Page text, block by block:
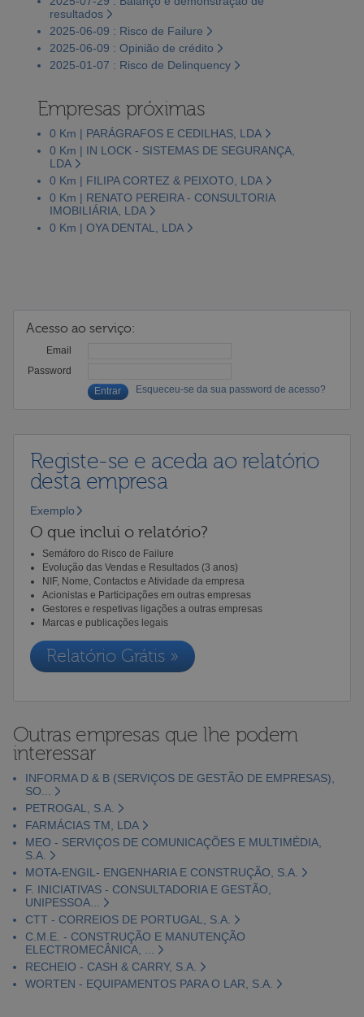
resultados
2025-06-09 : Risco de Failure
2025-06-09 : Opinião de crédito
2025-01-07 : Risco de Delinquency
Empresas próximas
0 Km | PARÁGRAFOS E CEDILHAS, LDA
0 Km | IN LOCK - SISTEMAS DE SEGURANÇA,
LDA
0 Km | FILIPA CORTEZ & PEIXOTO, LDA
0 Km | RENATO PEREIRA - CONSULTORIA
IMOBILIÁRIA, LDA
0 Km | OYA DENTAL, LDA
Acesso ao serviço:
Email
Password
Esqueceu-se da sua password de acesso?
Registe-se e aceda ao relatório
desta empresa
Exemplo
O que inclui o relatório?
Semáforo do Risco de Failure
Evolução das Vendas e Resultados (3 anos)
NIF, Nome, Contactos e Atividade da empresa
Acionistas e Participações em outras empresas
Gestores e respetivas ligações a outras empresas
Marcas e publicações legais
Relatório Grátis »
Outras empresas que lhe podem
interessar
INFORMA D & B (SERVIÇOS DE GESTÃO DE EMPRESAS),
SO...
PETROGAL, S.A.
FARMÁCIAS TM, LDA
MEO - SERVIÇOS DE COMUNICAÇÕES E MULTIMÉDIA,
S.A.
MOTA-ENGIL- ENGENHARIA E CONSTRUÇÃO, S.A.
F. INICIATIVAS - CONSULTADORIA E GESTÃO,
UNIPESSOA...
CTT - CORREIOS DE PORTUGAL, S.A.
C.M.E. - CONSTRUÇÃO E MANUTENÇÃO
ELECTROMECÂNICA, ...
RECHEIO - CASH & CARRY, S.A.
WORTEN - EQUIPAMENTOS PARA O LAR, S.A.